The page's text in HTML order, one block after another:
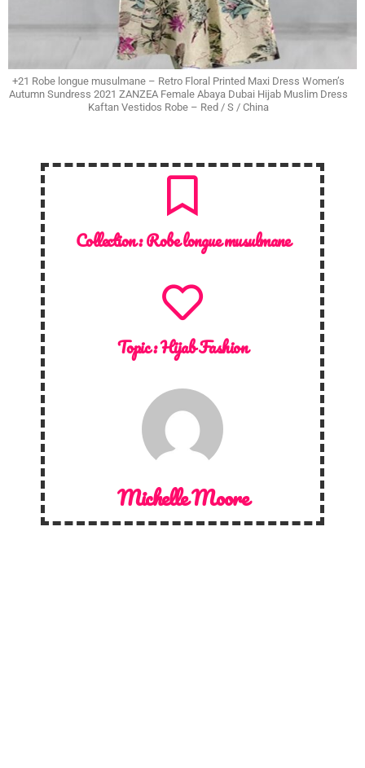
+21 Robe longue musulmane – Retro Floral Printed Maxi Dress Women’s
Autumn Sundress 2021 ZANZEA Female Abaya Dubai Hijab Muslim Dress
Kaftan Vestidos Robe – Red / S / China
Collection :Robe longue musulmane
Topic :Hijab Fashion
Michelle Moore